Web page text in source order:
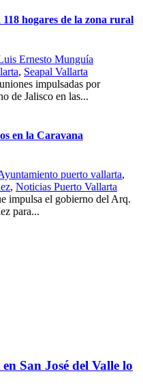
hogares de la zona rural
Ernesto Munguía
, Seapal Vallarta
impulsadas por
de Jalisco en las...
en la Caravana
puerto vallarta,
, Noticias Puerto Vallarta
impulsa el gobierno del Arq.
para...
San José del Valle lo